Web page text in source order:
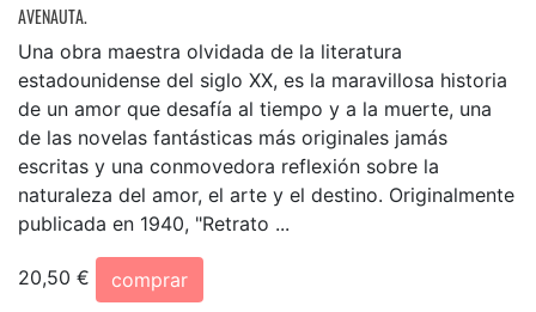
AVENAUTA.
Una obra maestra olvidada de la literatura
estadounidense del siglo XX, es la maravillosa historia
de un amor que desafía al tiempo y a la muerte, una
de las novelas fantásticas más originales jamás
escritas y una conmovedora reflexión sobre la
naturaleza del amor, el arte y el destino. Originalmente
publicada en 1940, "Retrato ...
20,50 €
comprar